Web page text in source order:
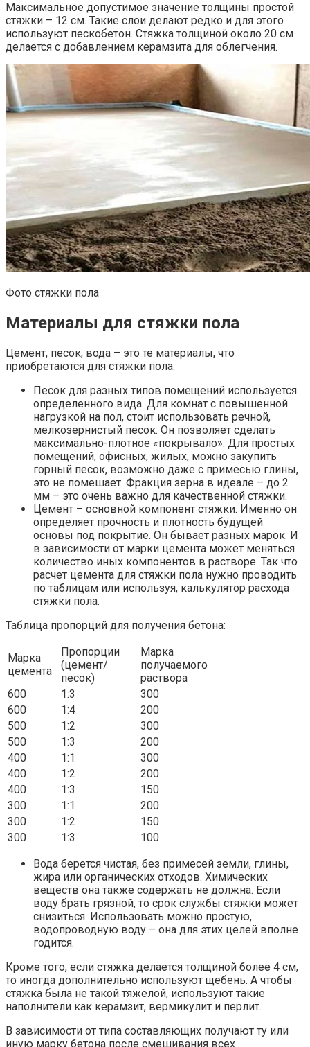
Максимальное допустимое значение толщины простой
стяжки – 12 см. Такие слои делают редко и для этого
используют пескобетон. Стяжка толщиной около 20 см
делается с добавлением керамзита для облегчения.
Фото стяжки пола
Материалы для стяжки пола
Цемент, песок, вода – это те материалы, что
приобретаются для стяжки пола.
Песок для разных типов помещений используется
определенного вида. Для комнат с повышенной
нагрузкой на пол, стоит использовать речной,
мелкозернистый песок. Он позволяет сделать
максимально-плотное «покрывало». Для простых
помещений, офисных, жилых, можно закупить
горный песок, возможно даже с примесью глины,
это не помешает. Фракция зерна в идеале – до 2
мм – это очень важно для качественной стяжки.
Цемент – основной компонент стяжки. Именно он
определяет прочность и плотность будущей
основы под покрытие. Он бывает разных марок. И
в зависимости от марки цемента может меняться
количество иных компонентов в растворе. Так что
расчет цемента для стяжки пола нужно проводить
по таблицам или используя, калькулятор расхода
стяжки пола.
Таблица пропорций для получения бетона:
Марка
цемента
Пропорции
(цемент/
песок)
Марка
получаемого
раствора
600
1:3
300
600
1:4
200
500
1:2
300
500
1:3
200
400
1:1
300
400
1:2
200
400
1:3
150
300
1:1
200
300
1:2
150
300
1:3
100
Вода берется чистая, без примесей земли, глины,
жира или органических отходов. Химических
веществ она также содержать не должна. Если
воду брать грязной, то срок службы стяжки может
снизиться. Использовать можно простую,
водопроводную воду – она для этих целей вполне
годится.
Кроме того, если стяжка делается толщиной более 4 см,
то иногда дополнительно используют щебень. А чтобы
стяжка была не такой тяжелой, используют такие
наполнители как керамзит, вермикулит и перлит.
В зависимости от типа составляющих получают ту или
иную марку бетона после смешивания всех